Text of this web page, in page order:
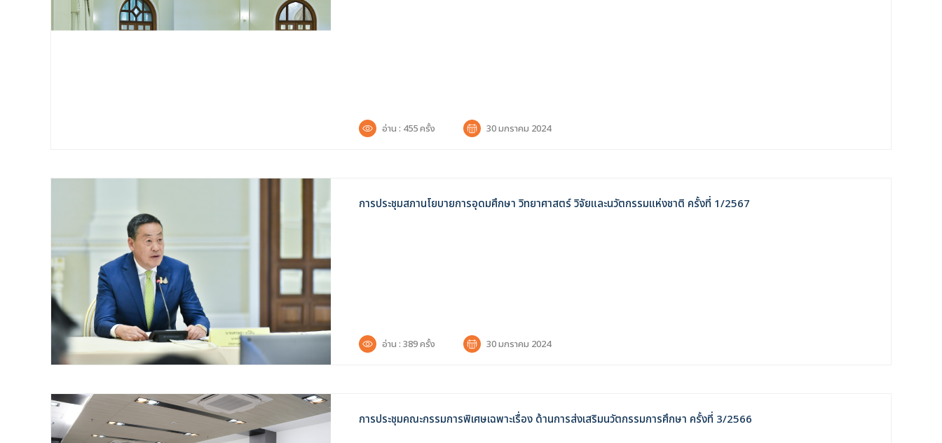
Search
for: Search
เลือกประเภท :
อ่าน : 455 ครั้ง 30 มกราคม 2024
การประชุมสภานโยบายการอุดมศึกษา วิทยาศาสตร์ วิจัยและนวัตกรรมแห่งชาติ ครั้งที่ 1/2567
อ่าน : 389 ครั้ง 30 มกราคม 2024
การประชุมคณะกรรมการพิเศษเฉพาะเรื่อง ด้านการส่งเสริมนวัตกรรมการศึกษา ครั้งที่ 3/2566